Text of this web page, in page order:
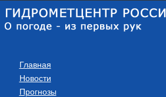
Главная
Новости
Прогнозы